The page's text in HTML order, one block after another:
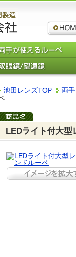
できるルーペ
池田レンズTOP
両
LEDライト付大型